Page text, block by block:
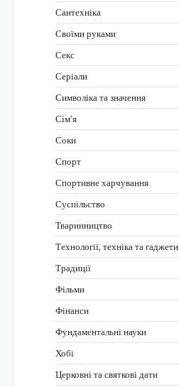
Сантехніка
Своїми руками
Секс
Серіали
Символіка та значення
Сім’я
Соки
Спорт
Спортивне харчування
Суспільство
Тваринництво
Технології, техніка та гаджети
Традиції
Фільми
Фінанси
Фундаментальні науки
Хобі
Церковні та святкові дати